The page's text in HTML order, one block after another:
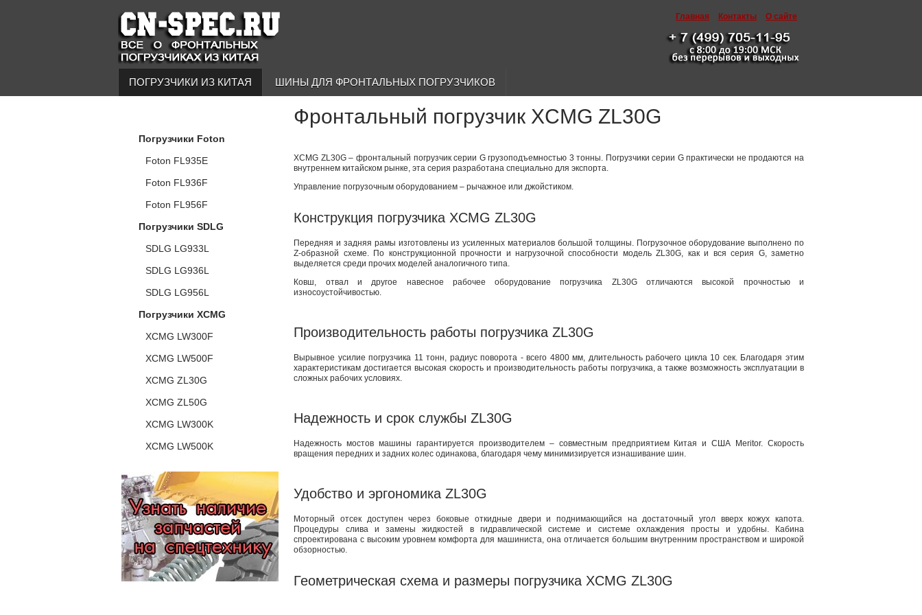
Главная Контакты О сайте
ПОГРУЗЧИКИ ИЗ КИТАЯ ШИНЫ ДЛЯ ФРОНТАЛЬНЫХ ПОГРУЗЧИКОВ
Погрузчики Foton
Foton FL935E
Foton FL936F
Foton FL956F
Погрузчики SDLG
SDLG LG933L
SDLG LG936L
SDLG LG956L
Погрузчики XCMG
XCMG LW300F
XCMG LW500F
XCMG ZL30G
XCMG ZL50G
XCMG LW300K
XCMG LW500K
Фронтальный погрузчик XCMG ZL30G
XCMG ZL30G – фронтальный погрузчик серии G грузоподъемностью 3 тонны. Погрузчики серии G практически не продаются на
внутреннем китайском рынке, эта серия разработана специально для экспорта.
Управление погрузочным оборудованием – рычажное или джойстиком.
Конструкция погрузчика XCMG ZL30G
Передняя и задняя рамы изготовлены из усиленных материалов большой толщины. Погрузочное оборудование выполнено по
Z-образной схеме. По конструкционной прочности и нагрузочной способности модель ZL30G, как и вся серия G, заметно
выделяется среди прочих моделей аналогичного типа.
Ковш, отвал и другое навесное рабочее оборудование погрузчика ZL30G отличаются высокой прочностью и
износоустойчивостью.
Производительность работы погрузчика ZL30G
Вырывное усилие погрузчика 11 тонн, радиус поворота - всего 4800 мм, длительность рабочего цикла 10 сек. Благодаря этим
характеристикам достигается высокая скорость и производительность работы погрузчика, а также возможность эксплуатации в
сложных рабочих условиях.
Надежность и срок службы ZL30G
Надежность мостов машины гарантируется производителем – совместным предприятием Китая и США Meritor. Скорость
вращения передних и задних колес одинакова, благодаря чему минимизируется изнашивание шин.
Удобство и эргономика ZL30G
Моторный отсек доступен через боковые откидные двери и поднимающийся на достаточный угол вверх кожух капота.
Процедуры слива и замены жидкостей в гидравлической системе и системе охлаждения просты и удобны. Кабина
спроектирована с высоким уровнем комфорта для машиниста, она отличается большим внутренним пространством и широкой
обзорностью.
Геометрическая схема и размеры погрузчика XCMG ZL30G